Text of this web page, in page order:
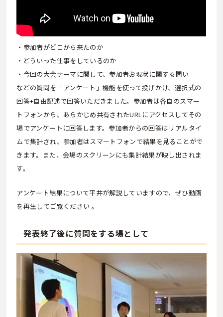
・参加者がどこから来たのか
・どういった仕事をしているのか
・今回の大会テーマに関して、参加者お現状に関する問い
などの質問を「アンケート」機能を使って投げかけ、選択式の
回答+自由記述で回答いただきました。参加者は各自のスマー
トフォンから、あらかじめ共有されたURLにアクセスしてその
場でアンケートに回答します。参加者からの回答はリアルタイ
ムで集計され、参加者はスマートフォンで結果を見ることがで
きます。また、会場のスクリーンにも集計結果が映し出されま
す。
アンケート結果について平井が解説していますので、ぜひ動画
を再生してご覧ください 。
発表終了後に質問をする場として